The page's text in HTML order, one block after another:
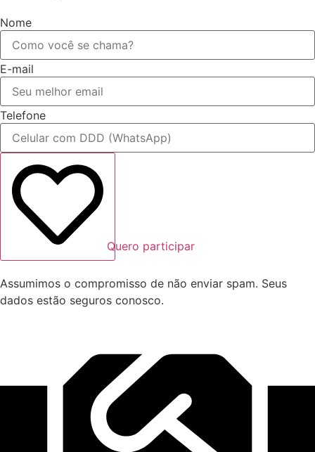
Nome
E-mail
Telefone
Quero participar
Assumimos o compromisso de não enviar spam. Seus
dados estão seguros conosco.